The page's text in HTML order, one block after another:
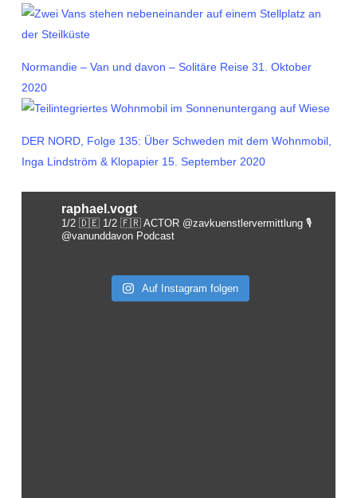
Normandie – Van und davon – Solitäre Reise 31. Oktober
2020
DER NORD, Folge 135: Über Schweden mit dem Wohnmobil,
Inga Lindström & Klopapier 15. September 2020
raphael.vogt
1/2 🇩🇪 1/2 🇫🇷 ACTOR @zavkuenstlervermittlung 🎙️
@vanunddavon Podcast
Auf Instagram folgen